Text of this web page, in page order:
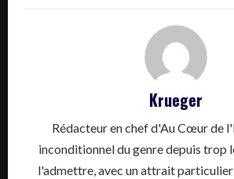
Krueger
Rédacteur en chef d'Au Cœur de
inconditionnel du genre depuis trop
l'admettre, avec un attrait